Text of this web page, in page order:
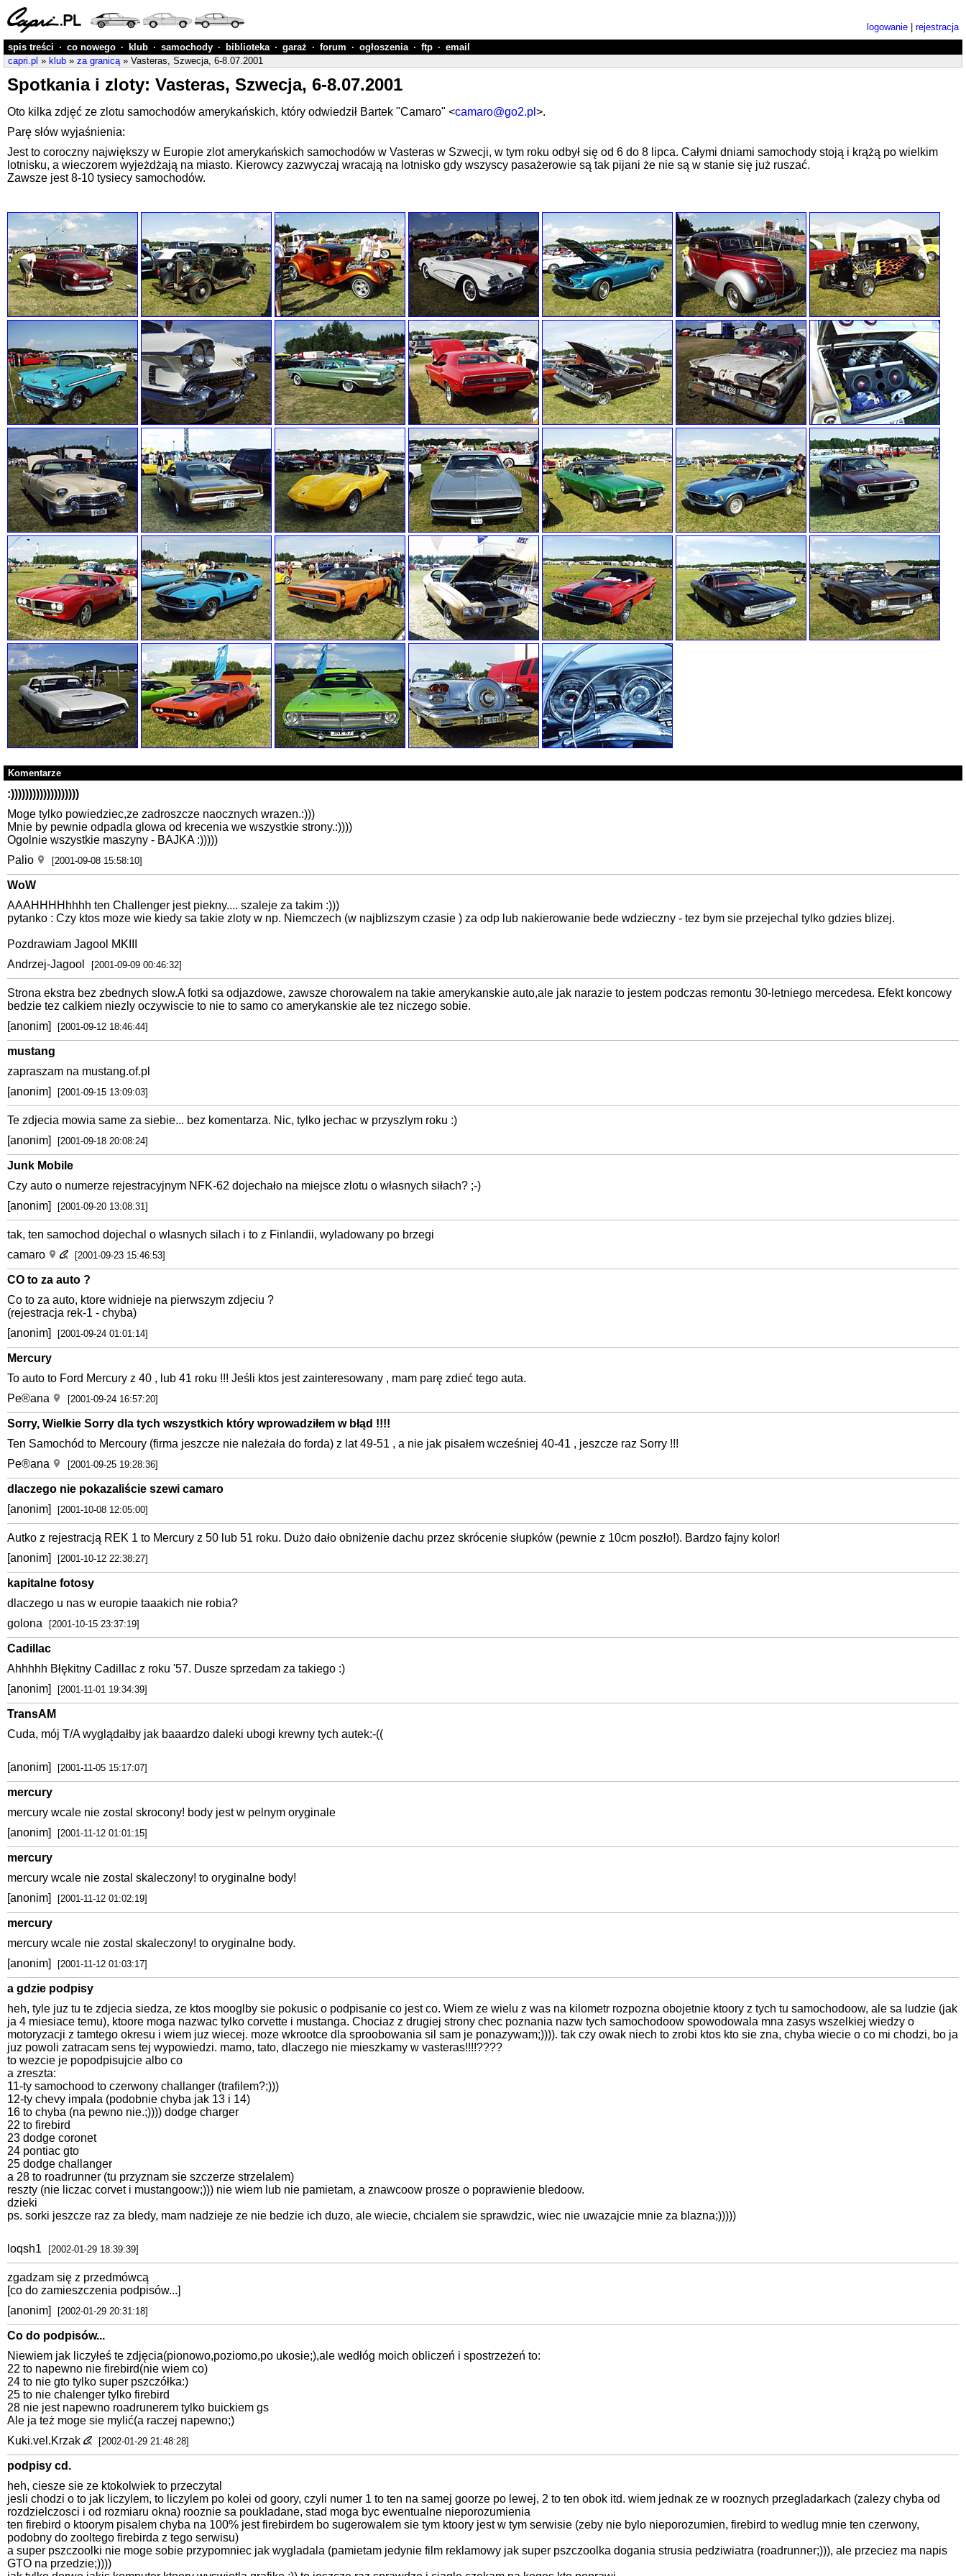
logowanie
rejestracja
spis treści · co nowego · klub · samochody · biblioteka · garaż · forum · ogłoszenia · ftp · email
capri.pl » klub » za granicą» Vasteras, Szwecja, 6-8.07.2001
Spotkania i zloty: Vasteras, Szwecja, 6-8.07.2001
Oto kilka zdjęć ze zlotu samochodów amerykańskich, który odwiedził Bartek "Camaro" <camaro@go2.pl >.
Parę słów wyjaśnienia:
Jest to coroczny największy w Europie zlot amerykańskich samochodów w Vasteras w Szwecji, w tym roku odbył się od 6 do 8 lipca. Całymi dniami samochody stoją i krążą po wielkim
lotnisku, a wieczorem wyjeżdżają na miasto. Kierowcy zazwyczaj wracają na lotnisko gdy wszyscy pasażerowie są tak pijani że nie są w stanie się już ruszać.
Zawsze jest 8-10 tysiecy samochodów.
Komentarze
:)))))))))))))))))))
Moge tylko powiedziec,ze zadroszcze naocznych wrazen.:)))
Mnie by pewnie odpadla glowa od krecenia we wszystkie strony.:))))
Ogolnie wszystkie maszyny - BAJKA :)))))
Palio
[2001-09-08 15:58:10]
WoW
AAAHHHHhhhh ten Challenger jest piekny.... szaleje za takim :)))
pytanko : Czy ktos moze wie kiedy sa takie zloty w np. Niemczech (w najblizszym czasie ) za odp lub nakierowanie bede wdzieczny - tez bym sie przejechal tylko gdzies blizej.
Pozdrawiam Jagool MKIII
Andrzej-Jagool
[2001-09-09 00:46:32]
Strona ekstra bez zbednych slow.A fotki sa odjazdowe, zawsze chorowalem na takie amerykanskie auto,ale jak narazie to jestem podczas remontu 30-letniego mercedesa. Efekt koncowy
bedzie tez calkiem niezly oczywiscie to nie to samo co amerykanskie ale tez niczego sobie.
[anonim]
[2001-09-12 18:46:44]
mustang
zapraszam na mustang.of.pl
[anonim]
[2001-09-15 13:09:03]
Te zdjecia mowia same za siebie... bez komentarza. Nic, tylko jechac w przyszlym roku :)
[anonim]
[2001-09-18 20:08:24]
Junk Mobile
Czy auto o numerze rejestracyjnym NFK-62 dojechało na miejsce zlotu o własnych siłach? ;-)
[anonim]
[2001-09-20 13:08:31]
tak, ten samochod dojechal o wlasnych silach i to z Finlandii, wyladowany po brzegi
camaro
[2001-09-23 15:46:53]
CO to za auto ?
Co to za auto, ktore widnieje na pierwszym zdjeciu ?
(rejestracja rek-1 - chyba)
[anonim]
[2001-09-24 01:01:14]
Mercury
To auto to Ford Mercury z 40 , lub 41 roku !!! Jeśli ktos jest zainteresowany , mam parę zdieć tego auta.
Pe®ana
[2001-09-24 16:57:20]
Sorry, Wielkie Sorry dla tych wszystkich który wprowadziłem w błąd !!!!
Ten Samochód to Mercoury (firma jeszcze nie należała do forda) z lat 49-51 , a nie jak pisałem wcześniej 40-41 , jeszcze raz Sorry !!!
Pe®ana
[2001-09-25 19:28:36]
dlaczego nie pokazaliście szewi camaro
[anonim]
[2001-10-08 12:05:00]
Autko z rejestracją REK 1 to Mercury z 50 lub 51 roku. Dużo dało obniżenie dachu przez skrócenie słupków (pewnie z 10cm poszło!). Bardzo fajny kolor!
[anonim]
[2001-10-12 22:38:27]
kapitalne fotosy
dlaczego u nas w europie taaakich nie robia?
golona
[2001-10-15 23:37:19]
Cadillac
Ahhhhh Błękitny Cadillac z roku '57. Dusze sprzedam za takiego :)
[anonim]
[2001-11-01 19:34:39]
TransAM
Cuda, mój T/A wyglądałby jak baaardzo daleki ubogi krewny tych autek:-((
[anonim] [2001-11-05 15:17:07]
mercury
mercury wcale nie zostal skrocony! body jest w pelnym oryginale
[anonim]
[2001-11-12 01:01:15]
mercury
mercury wcale nie zostal skaleczony! to oryginalne body!
[anonim]
[2001-11-12 01:02:19]
mercury
mercury wcale nie zostal skaleczony! to oryginalne body.
[anonim]
[2001-11-12 01:03:17]
a gdzie podpisy
heh, tyle juz tu te zdjecia siedza, ze ktos mooglby sie pokusic o podpisanie co jest co. Wiem ze wielu z was na kilometr rozpozna obojetnie ktoory z tych tu samochodoow, ale sa ludzie (jak
ja 4 miesiace temu), ktoore moga nazwac tylko corvette i mustanga. Chociaz z drugiej strony chec poznania nazw tych samochodoow spowodowala mna zasys wszelkiej wiedzy o
motoryzacji z tamtego okresu i wiem juz wiecej. moze wkrootce dla sproobowania sil sam je ponazywam;)))). tak czy owak niech to zrobi ktos kto sie zna, chyba wiecie o co mi chodzi, bo ja
juz powoli zatracam sens tej wypowiedzi. mamo, tato, dlaczego nie mieszkamy w vasteras!!!!????
to wezcie je popodpisujcie albo co
a zreszta:
11-ty samochood to czerwony challanger (trafilem?;)))
12-ty chevy impala (podobnie chyba jak 13 i 14)
16 to chyba (na pewno nie.;)))) dodge charger
22 to firebird
23 dodge coronet
24 pontiac gto
25 dodge challanger
a 28 to roadrunner (tu przyznam sie szczerze strzelalem)
reszty (nie liczac corvet i mustangoow;))) nie wiem lub nie pamietam, a znawcoow prosze o poprawienie bledoow.
dzieki
ps. sorki jeszcze raz za bledy, mam nadzieje ze nie bedzie ich duzo, ale wiecie, chcialem sie sprawdzic, wiec nie uwazajcie mnie za blazna;)))))
loqsh1 [2002-01-29 18:39:39]
zgadzam się z przedmówcą
[co do zamieszczenia podpisów...]
[anonim]
[2002-01-29 20:31:18]
Co do podpisów...
Niewiem jak liczyłeś te zdjęcia(pionowo,poziomo,po ukosie;),ale wedłóg moich obliczeń i spostrzeżeń to:
22 to napewno nie firebird(nie wiem co)
24 to nie gto tylko super pszczółka:)
25 to nie chalenger tylko firebird
28 nie jest napewno roadrunerem tylko buickiem gs
Ale ja też moge sie mylić(a raczej napewno;)
Kuki.vel.Krzak
[2002-01-29 21:48:28]
podpisy cd.
heh, ciesze sie ze ktokolwiek to przeczytal
jesli chodzi o to jak liczylem, to liczylem po kolei od goory, czyli numer 1 to ten na samej goorze po lewej, 2 to ten obok itd. wiem jednak ze w rooznych przegladarkach (zalezy chyba od
rozdzielczosci i od rozmiaru okna) rooznie sa poukladane, stad moga byc ewentualne nieporozumienia
ten firebird o ktoorym pisalem chyba na 100% jest firebirdem bo sugerowalem sie tym ktoory jest w tym serwisie (zeby nie bylo nieporozumien, firebird to wedlug mnie ten czerwony,
podobny do zooltego firebirda z tego serwisu)
a super pszczoolki nie moge sobie przypomniec jak wygladala (pamietam jedynie film reklamowy jak super pszczoolka dogania strusia pedziwiatra (roadrunner;))), ale przeciez ma napis
GTO na przedzie;))))